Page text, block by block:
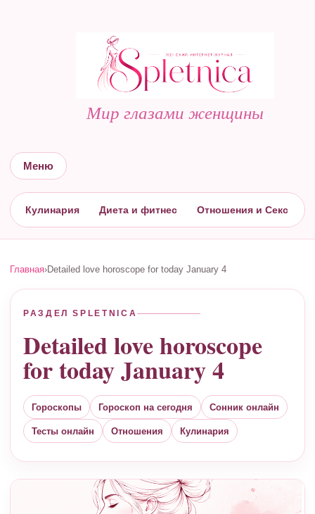
Мир глазами женщины
Меню
Кулинария Диета и фитнес Отношения и Секс
Главная›Detailed love horoscope for today January 4
РАЗДЕЛ SPLETNICA
Detailed love horoscope
for today January 4
Гороскопы Гороскоп на сегодня Сонник онлайн
Тесты онлайн Отношения Кулинария